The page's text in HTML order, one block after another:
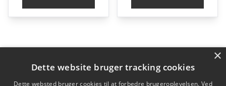
Varekategorier
Produkter
×
Dette website bruger tracking cookies
Dette websted bruger cookies til at forbedre brugeroplevelsen. Ved